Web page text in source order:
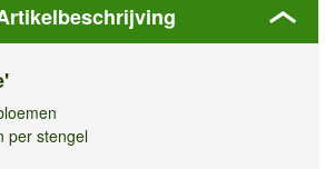
per stengel
& pot